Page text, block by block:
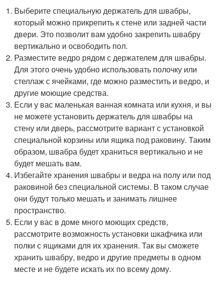
Выберите специальную держатель для швабры,
который можно прикрепить к стене или задней части
двери. Это позволит вам удобно закрепить швабру
вертикально и освободить пол.
Разместите ведро рядом с держателем для швабры.
Для этого очень удобно использовать полочку или
стеллаж с ячейками, где можно разместить и ведро, и
другие моющие средства.
Если у вас маленькая ванная комната или кухня, и вы
не можете установить держатель для швабры на
стену или дверь, рассмотрите вариант с установкой
специальной корзины или ящика под раковину. Таким
образом, швабра будет храниться вертикально и не
будет мешать вам.
Избегайте хранения швабры и ведра на полу или под
раковиной без специальной системы. В таком случае
они будут только мешать и занимать лишнее
пространство.
Если у вас в доме много моющих средств,
рассмотрите возможность установки шкафчика или
полки с ящиками для их хранения. Так вы сможете
хранить швабру, ведро и другие предметы в одном
месте и не будете искать их по всему дому.